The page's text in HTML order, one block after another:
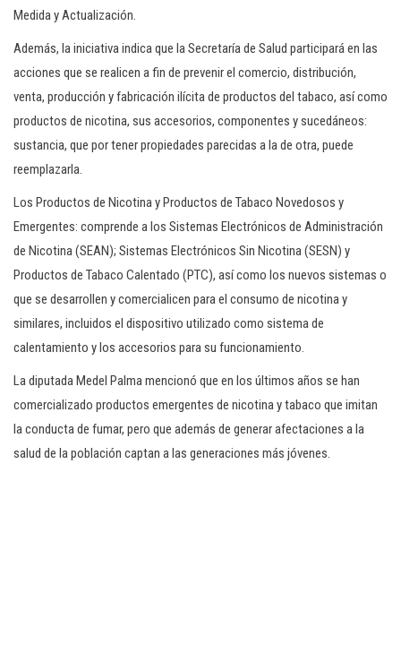
Medida y Actualización.
Además, la iniciativa indica que la Secretaría de Salud participará en las
acciones que se realicen a fin de prevenir el comercio, distribución,
venta, producción y fabricación ilícita de productos del tabaco, así como
productos de nicotina, sus accesorios, componentes y sucedáneos:
sustancia, que por tener propiedades parecidas a la de otra, puede
reemplazarla.
Los Productos de Nicotina y Productos de Tabaco Novedosos y
Emergentes: comprende a los Sistemas Electrónicos de Administración
de Nicotina (SEAN); Sistemas Electrónicos Sin Nicotina (SESN) y
Productos de Tabaco Calentado (PTC), así como los nuevos sistemas o
que se desarrollen y comercialicen para el consumo de nicotina y
similares, incluidos el dispositivo utilizado como sistema de
calentamiento y los accesorios para su funcionamiento.
La diputada Medel Palma mencionó que en los últimos años se han
comercializado productos emergentes de nicotina y tabaco que imitan
la conducta de fumar, pero que además de generar afectaciones a la
salud de la población captan a las generaciones más jóvenes.